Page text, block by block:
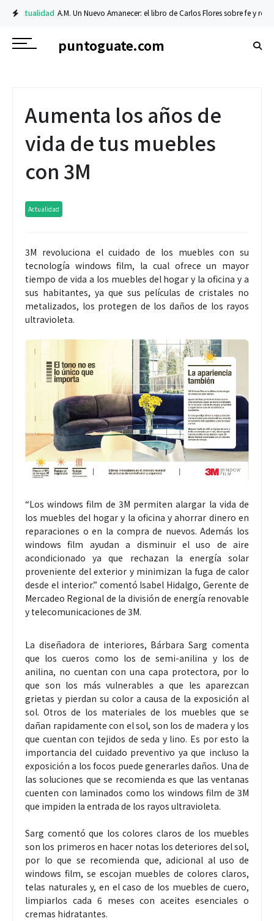
Actualidad A.M. Un Nuevo Amanecer: el libro de Carlos Flores sobre fe y
puntoguate.com
Aumenta los años de
vida de tus muebles
con 3M
Actualidad
3M revoluciona el cuidado de los muebles con su
tecnología windows film, la cual ofrece un mayor
tiempo de vida a los muebles del hogar y la oficina y a
sus habitantes, ya que sus películas de cristales no
metalizados, los protegen de los daños de los rayos
ultravioleta.
“Los windows film de 3M permiten alargar la vida de
los muebles del hogar y la oficina y ahorrar dinero en
reparaciones o en la compra de nuevos. Además los
windows film ayudan a disminuir el uso de aire
acondicionado ya que rechazan la energía solar
proveniente del exterior y minimizan la fuga de calor
desde el interior.” comentó Isabel Hidalgo, Gerente de
Mercadeo Regional de la división de energía renovable
y telecomunicaciones de 3M.
La diseñadora de interiores, Bárbara Sarg comenta
que los cueros como los de semi-anilina y los de
anilina, no cuentan con una capa protectora, por lo
que son los más vulnerables a que les aparezcan
grietas y pierdan su color a causa de la exposición al
sol. Otros de los materiales de los muebles que se
dañan rapidamente con el sol, son los de madera y los
que cuentan con tejidos de seda y lino. Es por esto la
importancia del cuidado preventivo ya que incluso la
exposición a los focos puede generarles daños. Una de
las soluciones que se recomienda es que las ventanas
cuenten con laminados como los windows film de 3M
que impiden la entrada de los rayos ultravioleta.
Sarg comentó que los colores claros de los muebles
son los primeros en hacer notas los deteriores del sol,
por lo que se recomienda que, adicional al uso de
windows film, se escojan muebles de colores claros,
telas naturales y, en el caso de los muebles de cuero,
limpiarlos cada 6 meses con aceites esenciales o
cremas hidratantes.